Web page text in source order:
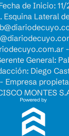
de Inicio:
Esquina Lateral
-
General:
Diego
Empresa
MONTES